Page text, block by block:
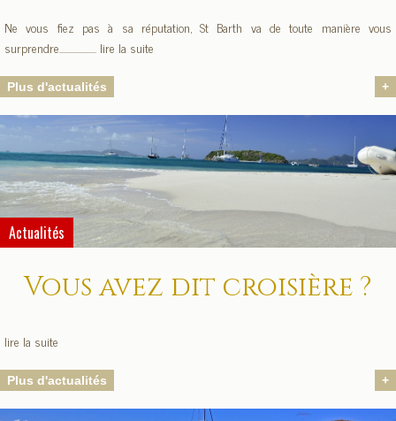
Ne vous fiez pas à sa réputation, St Barth va de toute manière vous
surprendre..................... lire la suite
+
Plus d'actualités
Actualités
Vous avez dit croisière ?
lire la suite
+
Plus d'actualités